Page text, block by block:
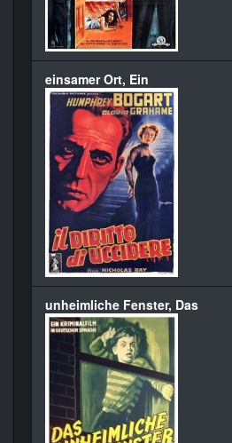
einsamer Ort, Ein
unheimliche Fenster, Das